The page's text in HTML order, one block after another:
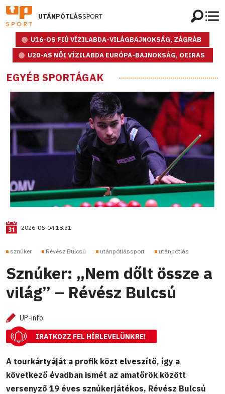
UTÁNPÓTLÁSSPORT
U16-OS FIÚ VÍZILABDA-VILÁGBAJNOKSÁG, ZÁGRÁB
U20-AS NŐI VÍZILABDA EURÓPA-BAJNOKSÁG, OEIRAS
EGYÉB SPORTÁGAK
2026-06-04 18:31
sznúker Révész Bulcsú utánpótlássport utánpótlás
Sznúker: „Nem dőlt össze a
világ” – Révész Bulcsú
UP-info
IRATKOZZ FEL HÍRLEVELÜNKRE!
A tourkártyáját a profik közt elveszítő, így a
következő évadban ismét az amatőrök között
versenyző 19 éves sznúkerjátékos, Révész Bulcsú